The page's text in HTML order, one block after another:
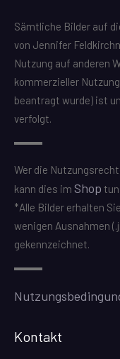
Sämtliche Bilder auf
von Jennifer
Nutzung auf anderen
kommerzieller
beantragt wurde) ist
verfolgt.
Wer die
kann dies im Shop tun.
*Alle Bilder erhalten
wenigen Ausnahmen
gekennzeichnet.
Kontakt